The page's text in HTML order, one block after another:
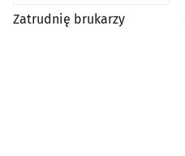
Zatrudnię brukarzy